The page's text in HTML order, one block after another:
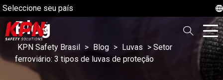
Seleccione seu país
Blog
KPN Safety Brasil > Blog > Luvas > Setor
ferroviário: 3 tipos de luvas de proteção